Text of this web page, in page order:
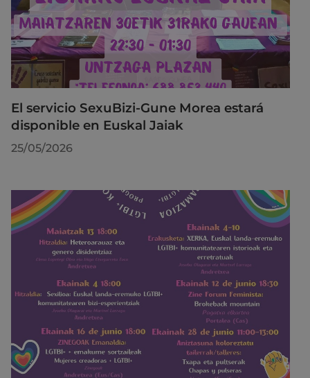
El servicio SexuBizi-Gune Morea estará
disponible en Euskal Jaiak
25/05/2026